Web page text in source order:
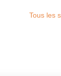
Tous les